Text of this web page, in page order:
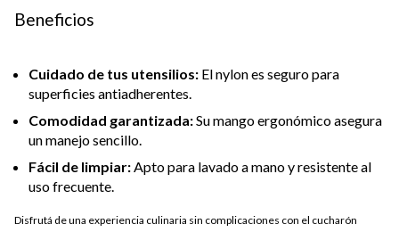
Beneficios
Cuidado de tus utensilios: El nylon es seguro para
superficies antiadherentes.
Comodidad garantizada:Su mango ergonómico asegura
un manejo sencillo.
Fácil de limpiar:Apto para lavado a mano y resistente al
uso frecuente.
Disfrutá de una experiencia culinaria sin complicaciones con el cucharón